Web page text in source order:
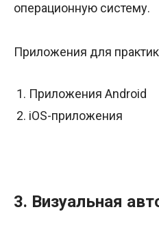
операционную систему.
Приложения для
Приложения Android
iOS-приложения
3. Визуальная